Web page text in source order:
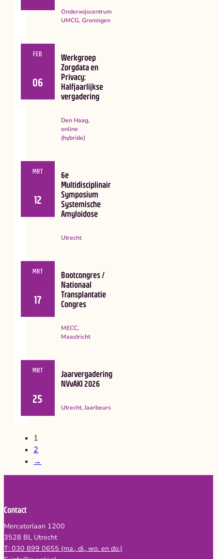
Onderwijscentrum
UMCG, Groningen
FEB
06
Werkgroep
Zorgdata en
Privacy:
Halfjaarlijkse
vergadering
Den Haag,
online
(hybride)
MRT
12
6e
Multidisciplinair
Symposium
Systemische
Amyloïdose
Utrecht
MRT
17
Bootcongres /
Nationaal
Transplantatie
Congres
MECC,
Maastricht
MRT
25
Jaarvergadering
NVvAKI 2026
Utrecht, Jaarbeurs
1
2
→
Contact
Mercatorlaan 1200
3528 BL Utrecht
T: 030 899 0655 (ma., di., wo. en do.)